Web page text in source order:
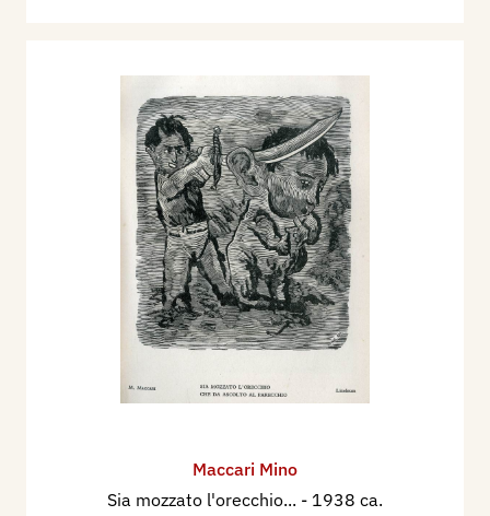
Maccari Mino
Sia mozzato l'orecchio... - 1938 ca.